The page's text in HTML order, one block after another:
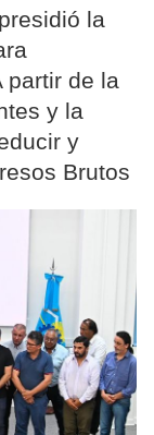
la
partir de la
y la
y
Brutos